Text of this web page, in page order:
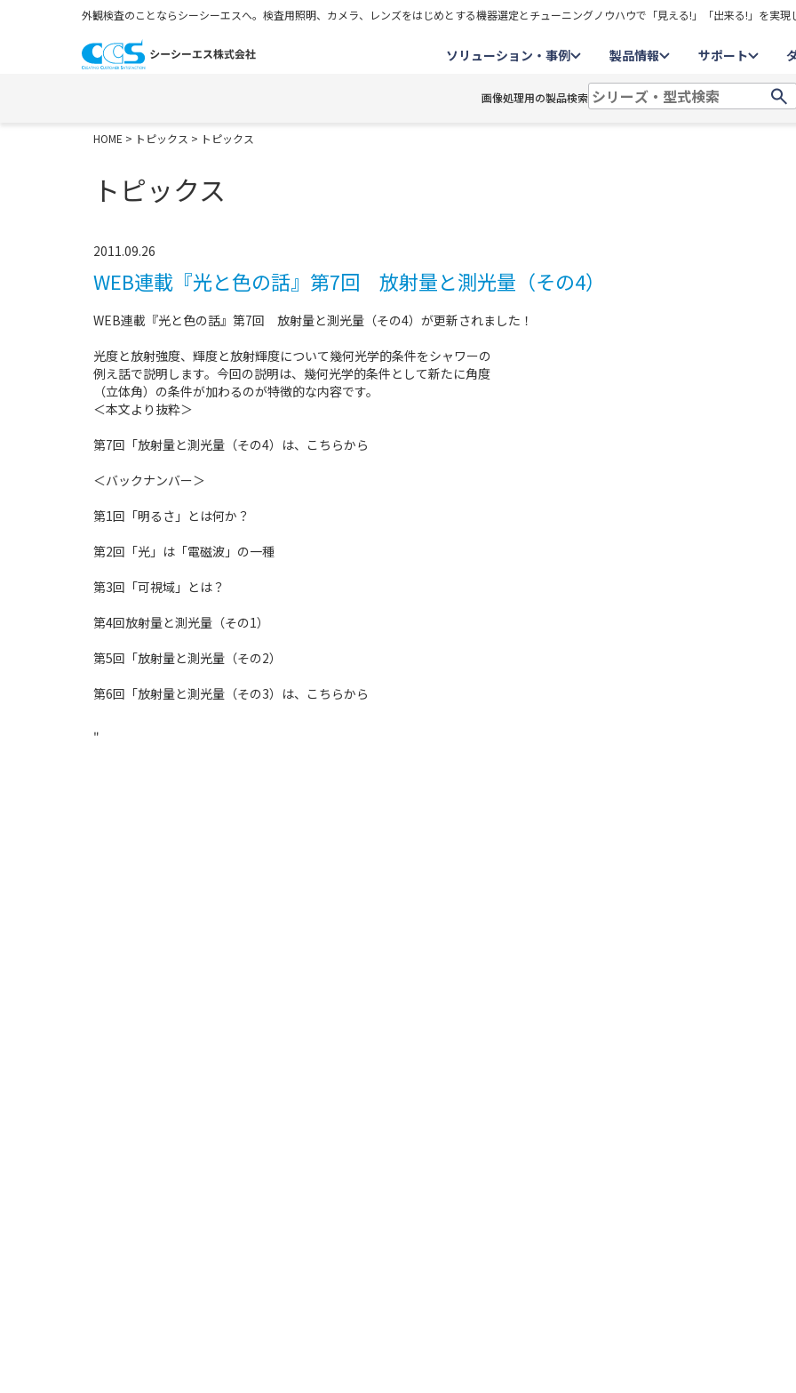
外観検査のことならシーシーエスへ。検査用照明、カメラ、レンズをはじめとする機器選定とチューニングノウハウで「見える!」「出来る!」を実現
ソリューション・事例 製品情報 サポート
画像処理用の製品検索
HOME > トピックス > トピックス
トピックス
2011.09.26
WEB連載『光と色の話』第7回 放射量と測光量（その4）
WEB連載『光と色の話』第7回 放射量と測光量（その4）が更新されました！
光度と放射強度、輝度と放射輝度について幾何光学的条件をシャワーの
例え話で説明します。今回の説明は、幾何光学的条件として新たに角度
（立体角）の条件が加わるのが特徴的な内容です。
＜本文より抜粋＞
第7回「放射量と測光量（その4）は、こちらから
＜バックナンバー＞
第1回「明るさ」とは何か？
第2回「光」は「電磁波」の一種
第3回「可視域」とは？
第4回放射量と測光量（その1）
第5回「放射量と測光量（その2）
第6回「放射量と測光量（その3）は、こちらから
"